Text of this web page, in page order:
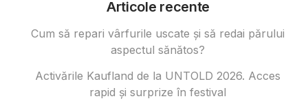
Articole recente
Cum să repari vârfurile uscate și să redai părului
aspectul sănătos?
Activările Kaufland de la UNTOLD 2026. Acces
rapid și surprize în festival